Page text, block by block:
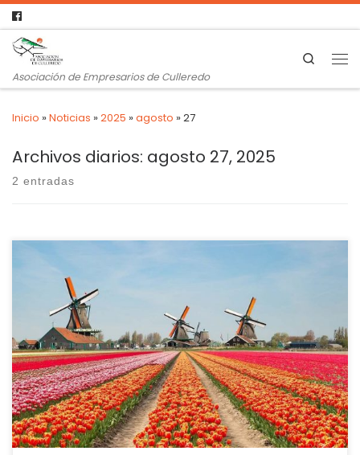
Asociación de Empresarios de Culleredo
Search
Inicio »Noticias »2025 »agosto »27
Archivos diarios: agosto 27, 2025
2 entradas
Entrar a trabajar el lunes y empezar el fin de semana el
viernes tras trabajar 8 horas cada uno de los días. Esta
rutina marca el día a día de la practica totalidad de los
países de Occidente donde no se concibe una opción
alternativa. Durante los últimos años han […]